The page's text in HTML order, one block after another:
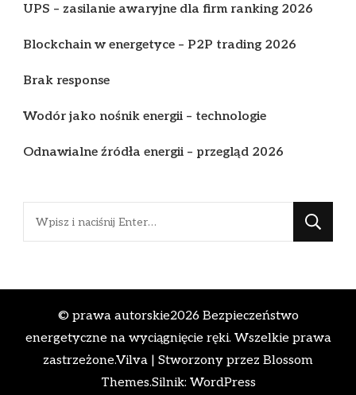
UPS – zasilanie awaryjne dla firm ranking 2026
Blockchain w energetyce – P2P trading 2026
Brak response
Wodór jako nośnik energii – technologie
Odnawialne źródła energii – przegląd 2026
czegoś?
© prawa autorskie2026 Bezpieczeństwo
energetyczne na wyciągnięcie ręki. Wszelkie prawa
zastrzeżone.Vilva | Stworzony przez Blossom
Themes.Silnik: WordPress